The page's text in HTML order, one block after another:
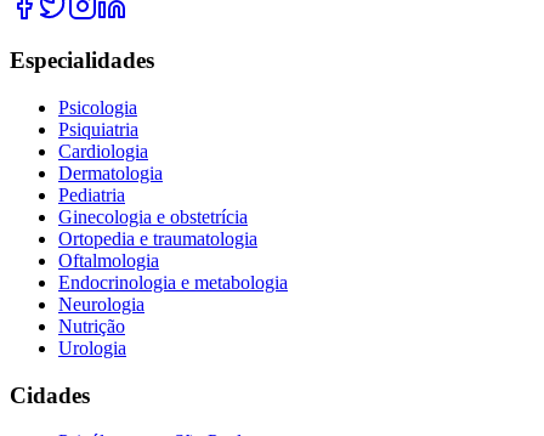
Especialidades
Psicologia
Psiquiatria
Cardiologia
Dermatologia
Pediatria
Ginecologia e obstetrícia
Ortopedia e traumatologia
Oftalmologia
Endocrinologia e metabologia
Neurologia
Nutrição
Urologia
Cidades